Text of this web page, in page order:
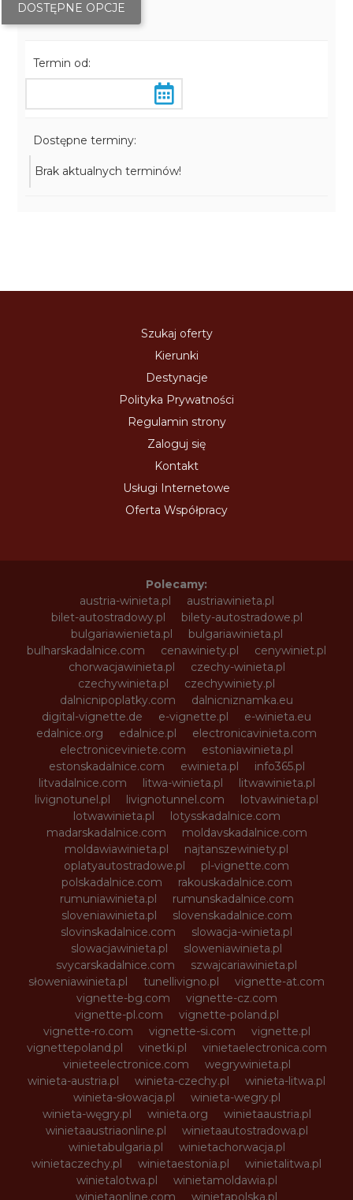
DOSTĘPNE OPCJE
Termin od:
Dostępne terminy:
Brak aktualnych terminów!
Szukaj oferty
Kierunki
Destynacje
Polityka Prywatności
Regulamin strony
Zaloguj się
Kontakt
Usługi Internetowe
Oferta Współpracy
Polecamy:
austria-winieta.pl
austriawinieta.pl
bilet-autostradowy.pl
bilety-autostradowe.pl
bulgariawienieta.pl
bulgariawinieta.pl
bulharskadalnice.com
cenawiniety.pl
cenywiniet.pl
chorwacjawinieta.pl
czechy-winieta.pl
czechywinieta.pl
czechywiniety.pl
dalnicnipoplatky.com
dalnicniznamka.eu
digital-vignette.de
e-vignette.pl
e-winieta.eu
edalnice.org
edalnice.pl
electronicavinieta.com
electroniceviniete.com
estoniawinieta.pl
estonskadalnice.com
ewinieta.pl
info365.pl
litvadalnice.com
litwa-winieta.pl
litwawinieta.pl
livignotunel.pl
livignotunnel.com
lotvawinieta.pl
lotwawinieta.pl
lotysskadalnice.com
madarskadalnice.com
moldavskadalnice.com
moldawiawinieta.pl
najtanszewiniety.pl
oplatyautostradowe.pl
pl-vignette.com
polskadalnice.com
rakouskadalnice.com
rumuniawinieta.pl
rumunskadalnice.com
sloveniawinieta.pl
slovenskadalnice.com
slovinskadalnice.com
slowacja-winieta.pl
slowacjawinieta.pl
sloweniawinieta.pl
svycarskadalnice.com
szwajcariawinieta.pl
słoweniawinieta.pl
tunellivigno.pl
vignette-at.com
vignette-bg.com
vignette-cz.com
vignette-pl.com
vignette-poland.pl
vignette-ro.com
vignette-si.com
vignette.pl
vignettepoland.pl
vinetki.pl
vinietaelectronica.com
vinieteelectronice.com
wegrywinieta.pl
winieta-austria.pl
winieta-czechy.pl
winieta-litwa.pl
winieta-słowacja.pl
winieta-wegry.pl
winieta-węgry.pl
winieta.org
winietaaustria.pl
winietaaustriaonline.pl
winietaautostradowa.pl
winietabulgaria.pl
winietachorwacja.pl
winietaczechy.pl
winietaestonia.pl
winietalitwa.pl
winietalotwa.pl
winietamoldawia.pl
winietaonline.com
winietapolska.pl